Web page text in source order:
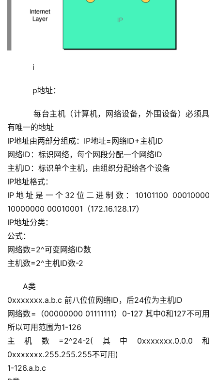
    i
    p地址：
    每台主机（计算机，网络设备，外围设备）必须具
有唯一的地址
IP地址由两部分组成：IP地址=网络ID+主机ID
网络ID：标识网络，每个网段分配一个网络ID
主机ID：标识单个主机，由组织分配给各个设备
IP地址格式：
IP地址是一个32位二进制数：10101100 00010000
10000000 00010001（172.16.128.17）
IP地址分类：
公式：
网络数=2^可变网络ID数
主机数=2^主机ID数-2
A类
0xxxxxxx.a.b.c 前八位位网络ID，后24位为主机ID
网络数=（00000000 01111111）0-127 其中0和127不可用
所以可用范围为1-126
主机数=2^24-2(其中0xxxxxxx.0.0.0和
0xxxxxxx.255.255.255不可用)
1-126.a.b.c